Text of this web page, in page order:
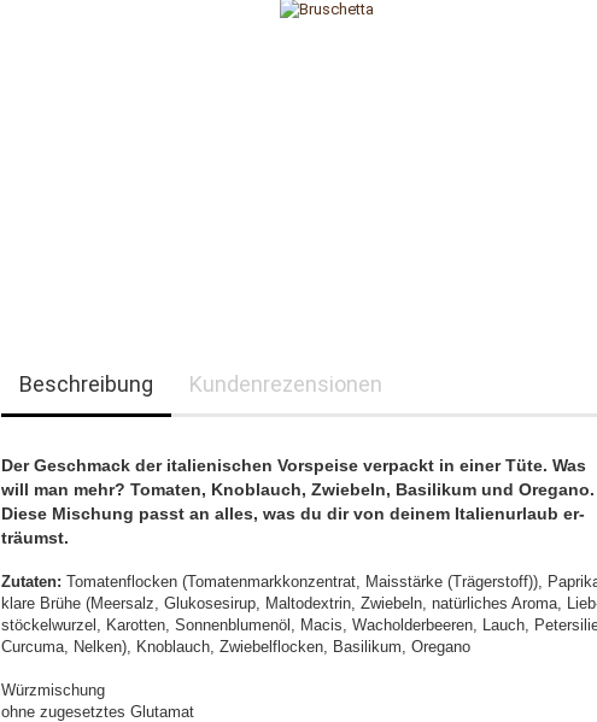
Beschreibung Kundenrezensionen
Der Geschmack der italienischen Vorspeise verpackt in einer Tüte. Was
will man mehr? Tomaten, Knoblauch, Zwiebeln, Basilikum und Oregano.
Diese Mischung passt an alles, was du dir von deinem Italienurlaub er-
träumst.
Zutaten: Tomatenflocken (Tomatenmarkkonzentrat, Maisstärke (Trägerstoff)),
klare Brühe (Meersalz, Glukosesirup, Maltodextrin, Zwiebeln, natürliches Aroma,
stöckelwurzel, Karotten, Sonnenblumenöl, Macis, Wacholderbeeren, Lauch,
Curcuma, Nelken), Knoblauch, Zwiebelflocken, Basilikum, Oregano
Würzmischung
ohne zugesetztes Glutamat